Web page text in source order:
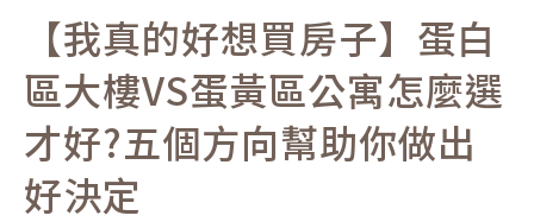
【我真的好想買房子】蛋白
區大樓VS蛋黃區公寓怎麼選
才好?五個方向幫助你做出
好決定